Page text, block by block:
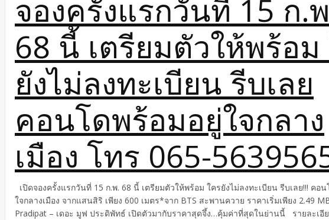
จองครั้งแรกวันที่ 15 ก.
68 นี้ เตรียมตัวให้พร้อม
ยังไม่ลงทะเบียน รีบเลย
คอนโดพร้อมอยู่ใจกลาง
เมือง โทร 065-
เปิดจองครั้งแรกวันที่ 15 ก.พ. 68 นี้ เตรียมตัวให้พร้อม ใครยังไม่ลงทะเบียน รีบเลย!!! คอ
ใจกลางเมือง จากแสนสิริ เพียง 600 เมตร*จาก BTS สะพานควาย ราคาเริ่มเพียง 2.49
Pradipat – เดอะ มูฟ ประดิพัทธ์ เปิดตัวมากับราคาสุดจึ้ง…คุ้มค่าที่สุดในย่านนี้ รายละเอี